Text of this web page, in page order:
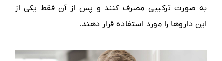
به صورت ترکیبی مصرف کنند و پس از آن فقط یکی از
این داروها را مورد استفاده قرار دهند.